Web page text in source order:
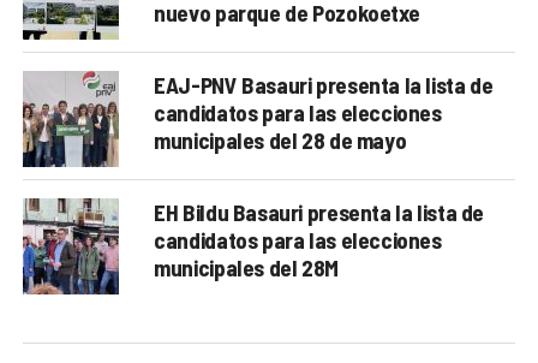
nuevo parque de Pozokoetxe
EAJ-PNV Basauri presenta la lista de
candidatos para las elecciones
municipales del 28 de mayo
EH Bildu Basauri presenta la lista de
candidatos para las elecciones
municipales del 28M